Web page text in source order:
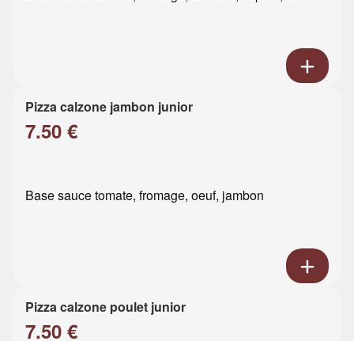
Pizza calzone jambon junior
7.50 €
Base sauce tomate, fromage, oeuf, jambon
Pizza calzone poulet junior
7.50 €